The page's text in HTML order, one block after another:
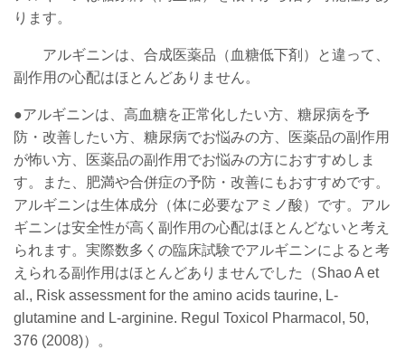
ります。
アルギニンは、合成医薬品（血糖低下剤）と違って、
副作用の心配はほとんどありません。
●アルギニンは、高血糖を正常化したい方、糖尿病を予
防・改善したい方、糖尿病でお悩みの方、医薬品の副作用
が怖い方、医薬品の副作用でお悩みの方におすすめしま
す。また、肥満や合併症の予防・改善にもおすすめです。
アルギニンは生体成分（体に必要なアミノ酸）です。アル
ギニンは安全性が高く副作用の心配はほとんどないと考え
られます。 実際数多くの臨床試験でアルギニンによると考
えられる副作用はほとんどありませんでした（Shao A et
al., Risk assessment for the amino acids taurine, L-
glutamine and L-arginine. Regul Toxicol Pharmacol, 50,
376 (2008)）。